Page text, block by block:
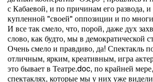
с Кабаевой, и по причинам его развода,
купленной "своей" оппозиции и по
И все так смело, что, порой, даже дух
слово, как будто, мы в демократической
Очень смело и правдиво, да! Спектакль
отличным, ярким, креативным, игра
это бывает в Театре.doc, по крайней
спектаклях, которые мы у них уже